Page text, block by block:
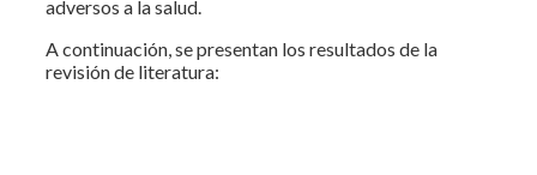
adversos a la salud.
A continuación, se presentan los resultados de la
revisión de literatura: